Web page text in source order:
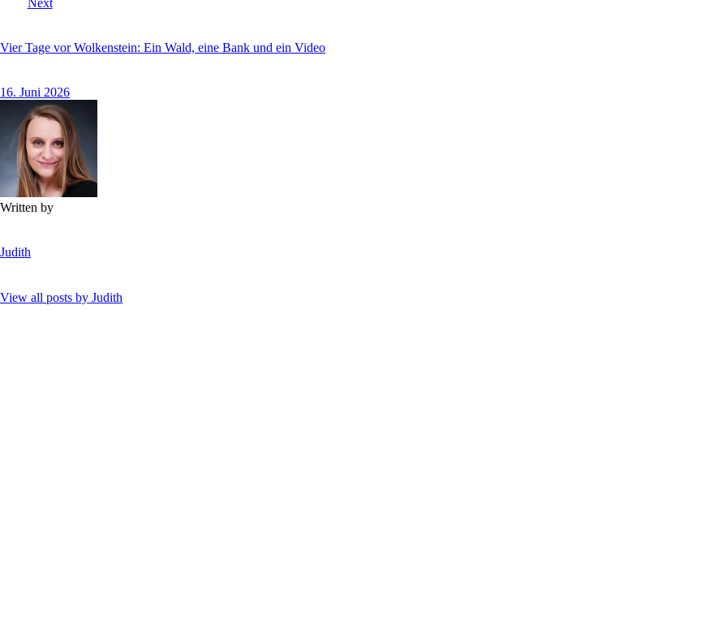
Vier Tage vor Wolkenstein: Ein Wald, eine Bank und ein Video
16. Juni 2026
Written by
Judith
View all posts by Judith